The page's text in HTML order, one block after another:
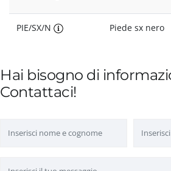
PIE/SX/N Piede sx nero
Hai bisogno di
Contattaci!